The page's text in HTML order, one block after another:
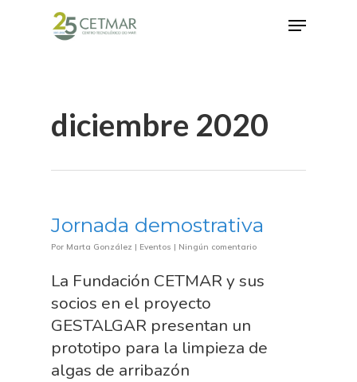
diciembre 2020
Jornada demostrativa
Por Marta González | Eventos | Ningún comentario
La Fundación CETMAR y sus
socios en el proyecto
GESTALGAR presentan un
prototipo para la limpieza de
algas de arribazón